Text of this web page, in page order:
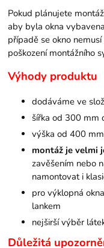
Pokud plánujete
aby byla okna
případě se okno
poškození montážního
Výhody produktu
dodáváme ve
šířka od 300 mm
výška od 400
montáž je velmi
zavěšením nebo
namontovat i
pro výklopná
lankem
nejširší výběr
Důležitá